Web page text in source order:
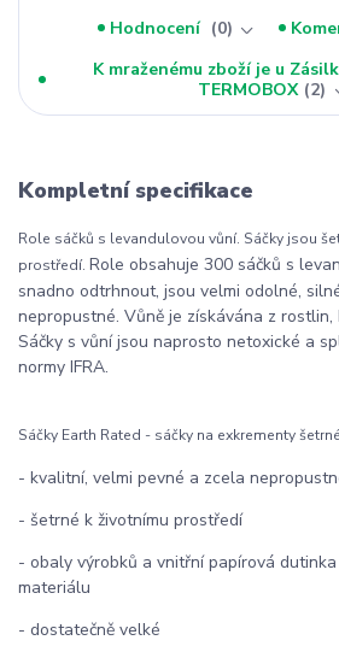
Hodnocení
0
K mraženému zboží je u
TERMOBOX 2
Kompletní specifikace
Role sáčků s levandulovou vůní. Sáčky jsou
prostředí. Role obsahuje 300 sáčků s
snadno odtrhnout, jsou velmi odolné,
nepropustné. Vůně je získávána z
Sáčky s vůní jsou naprosto netoxické a
normy IFRA.
Sáčky Earth Rated - sáčky na exkrementy
- kvalitní, velmi pevné a zcela
- šetrné k životnímu prostředí
- obaly výrobků a vnitřní papírová
materiálu
- dostatečně velké